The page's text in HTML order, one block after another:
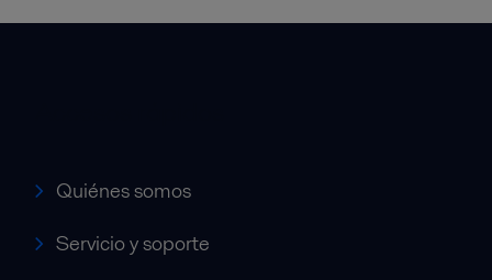
Quiénes somos
Servicio y soporte